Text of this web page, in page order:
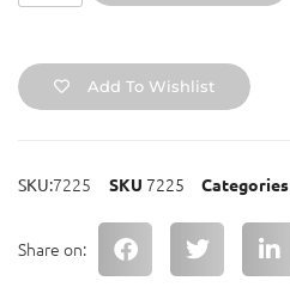
Add To Wishlist
SKU:7225 SKU 7225 Categories
Share on: